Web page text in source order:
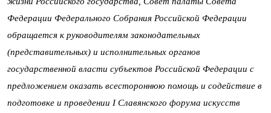
Федерации Федерального Собрания Российской Федерации
обращается к руководителям законодательных
(представительных) и исполнительных органов
государственной власти субъектов Российской Федерации с
предложением оказать всестороннюю помощь и содействие в
подготовке и проведении I Славянского форума искусств